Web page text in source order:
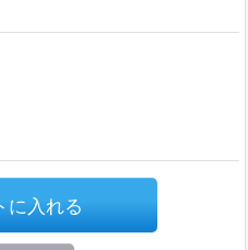
に入れる